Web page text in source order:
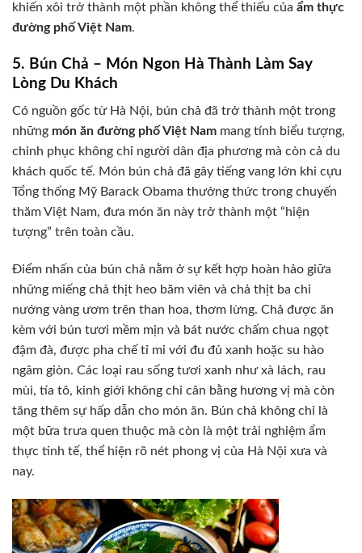
khiến xôi trở thành một phần không thể thiếu của ẩm thực
đường phố Việt Nam.
5. Bún Chả – Món Ngon Hà Thành Làm Say
Lòng Du Khách
Có nguồn gốc từ Hà Nội, bún chả đã trở thành một trong
những món ăn đường phố Việt Nam mang tính biểu tượng,
chinh phục không chỉ người dân địa phương mà còn cả du
khách quốc tế. Món bún chả đã gây tiếng vang lớn khi cựu
Tổng thống Mỹ Barack Obama thưởng thức trong chuyến
thăm Việt Nam, đưa món ăn này trở thành một “hiện
tượng” trên toàn cầu.
Điểm nhấn của bún chả nằm ở sự kết hợp hoàn hảo giữa
những miếng chả thịt heo băm viên và chả thịt ba chỉ
nướng vàng ươm trên than hoa, thơm lừng. Chả được ăn
kèm với bún tươi mềm mịn và bát nước chấm chua ngọt
đậm đà, được pha chế tỉ mỉ với đu đủ xanh hoặc su hào
ngâm giòn. Các loại rau sống tươi xanh như xà lách, rau
mùi, tía tô, kinh giới không chỉ cân bằng hương vị mà còn
tăng thêm sự hấp dẫn cho món ăn. Bún chả không chỉ là
một bữa trưa quen thuộc mà còn là một trải nghiệm ẩm
thực tinh tế, thể hiện rõ nét phong vị của Hà Nội xưa và
nay.